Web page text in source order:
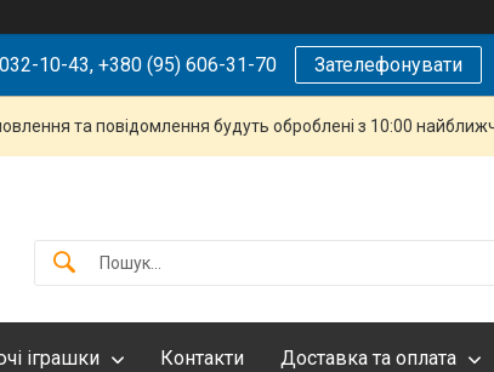
10-43, +380 (95) 606-31-70 Зателефонувати
та повідомлення будуть оброблені з 10:00
іграшки Контакти Доставка та оплата